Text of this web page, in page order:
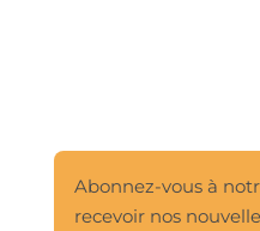
bouddhique du Grand
Ses contradictions
son style dialogique,
Abonnez-vous à
recevoir nos